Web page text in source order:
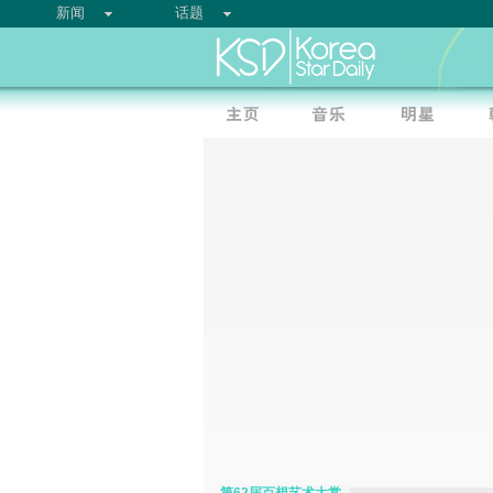
新闻 话题